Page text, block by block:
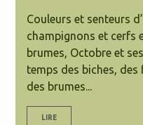
Couleurs et senteurs
champignons et cerfs
brumes, Octobre et
temps des biches,
des brumes...
LIRE